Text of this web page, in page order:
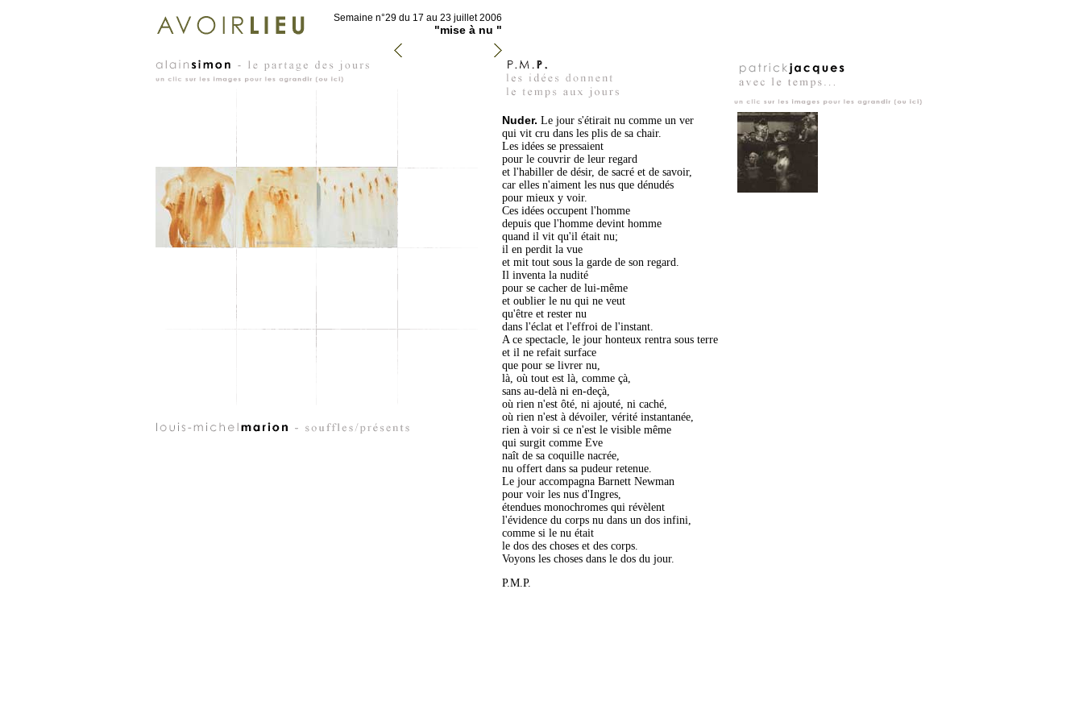
Semaine n°29 du 17 au 23 juillet 2006
"mise à nu "
Nuder. Le jour s'étirait nu comme un ver
qui vit cru dans les plis de sa chair.
Les idées se pressaient
pour le couvrir de leur regard
et l'habiller de désir, de sacré et de savoir,
car elles n'aiment les nus que dénudés
pour mieux y voir.
Ces idées occupent l'homme
depuis que l'homme devint homme
quand il vit qu'il était nu;
il en perdit la vue
et mit tout sous la garde de son regard.
Il inventa la nudité
pour se cacher de lui-même
et oublier le nu qui ne veut
qu'être et rester nu
dans l'éclat et l'effroi de l'instant.
A ce spectacle, le jour honteux rentra sous terre
et il ne refait surface
que pour se livrer nu,
là, où tout est là, comme çà,
sans au-delà ni en-deçà,
où rien n'est ôté, ni ajouté, ni caché,
où rien n'est à dévoiler, vérité instantanée,
rien à voir si ce n'est le visible même
qui surgit comme Eve
naît de sa coquille nacrée,
nu offert dans sa pudeur retenue.
Le jour accompagna Barnett Newman
pour voir les nus d'Ingres,
étendues monochromes qui révèlent
l'évidence du corps nu dans un dos infini,
comme si le nu était
le dos des choses et des corps.
Voyons les choses dans le dos du jour.
P.M.P.